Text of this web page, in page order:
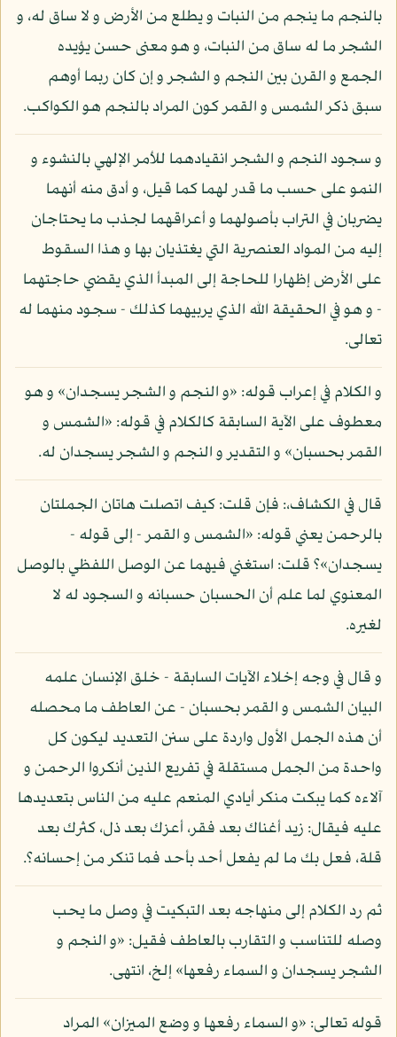
بالنجم ما ينجم من النبات و يطلع من الأرض و لا ساق له، و
الشجر ما له ساق من النبات، و هو معنى حسن يؤيده
الجمع و القرن بين النجم و الشجر و إن كان ربما أوهم
سبق ذكر الشمس و القمر كون المراد بالنجم هو الكواكب.
و سجود النجم و الشجر انقيادهما للأمر الإلهي بالنشوء و
النمو على حسب ما قدر لهما كما قيل، و أدق منه أنهما
يضربان في التراب بأصولهما و أعراقهما لجذب ما يحتاجان
إليه من المواد العنصرية التي يغتذيان بها و هذا السقوط
على الأرض إظهارا للحاجة إلى المبدأ الذي يقضي حاجتهما
- و هو في الحقيقة الله الذي يربيهما كذلك - سجود منهما له
تعالى.
و الكلام في إعراب قوله: «و النجم و الشجر يسجدان» و هو
معطوف على الآية السابقة كالكلام في قوله: «الشمس و
القمر بحسبان» و التقدير و النجم و الشجر يسجدان له.
قال في الكشاف،: فإن قلت: كيف اتصلت هاتان الجملتان
بالرحمن يعني قوله: «الشمس و القمر - إلى قوله -
يسجدان»؟ قلت: استغني فيهما عن الوصل اللفظي بالوصل
المعنوي لما علم أن الحسبان حسبانه و السجود له لا
لغيره.
و قال في وجه إخلاء الآيات السابقة - خلق الإنسان علمه
البيان الشمس و القمر بحسبان - عن العاطف ما محصله
أن هذه الجمل الأول واردة على سنن التعديد ليكون كل
واحدة من الجمل مستقلة في تفريع الذين أنكروا الرحمن و
آلاءه كما يبكت منكر أيادي المنعم عليه من الناس بتعديدها
عليه فيقال: زيد أغناك بعد فقر، أعزك بعد ذل، كثرك بعد
قلة، فعل بك ما لم يفعل أحد بأحد فما تنكر من إحسانه؟.
ثم رد الكلام إلى منهاجه بعد التبكيت في وصل ما يحب
وصله للتناسب و التقارب بالعاطف فقيل: «و النجم و
الشجر يسجدان و السماء رفعها» إلخ، انتهى.
قوله تعالى: «و السماء رفعها و وضع الميزان» المراد